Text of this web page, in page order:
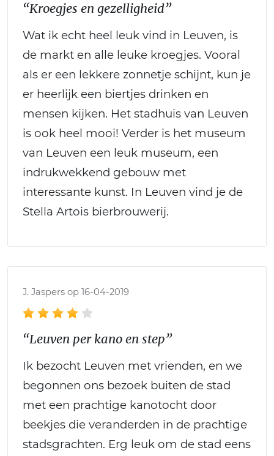
“Kroegjes en gezelligheid”
Wat ik echt heel leuk vind in Leuven, is
de markt en alle leuke kroegjes. Vooral
als er een lekkere zonnetje schijnt, kun je
er heerlijk een biertjes drinken en
mensen kijken. Het stadhuis van Leuven
is ook heel mooi! Verder is het museum
van Leuven een leuk museum, een
indrukwekkend gebouw met
interessante kunst. In Leuven vind je de
Stella Artois bierbrouwerij.
J. Jaspers op 16-04-2019
“Leuven per kano en step”
Ik bezocht Leuven met vrienden, en we
begonnen ons bezoek buiten de stad
met een prachtige kanotocht door
beekjes die veranderden in de prachtige
stadsgrachten. Erg leuk om de stad eens